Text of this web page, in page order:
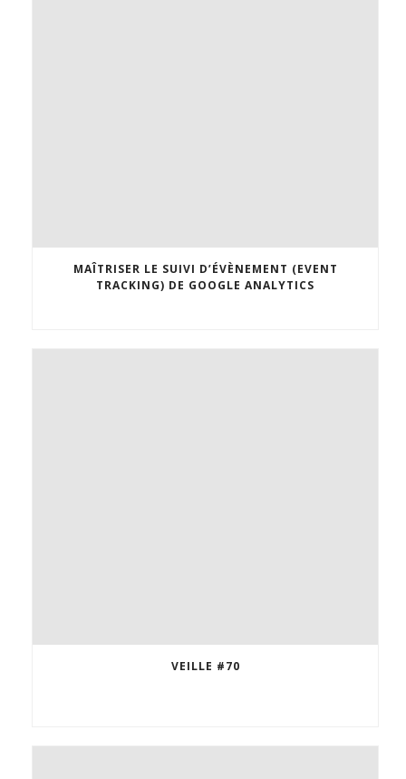
MAÎTRISER LE SUIVI D’ÉVÈNEMENT (EVENT
TRACKING) DE GOOGLE ANALYTICS
VEILLE #70